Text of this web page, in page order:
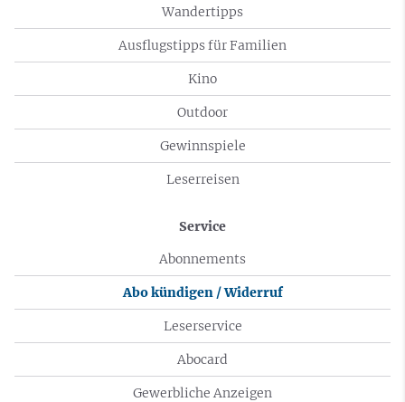
Wandertipps
Ausflugstipps für Familien
Kino
Outdoor
Gewinnspiele
Leserreisen
Service
Abonnements
Abo kündigen / Widerruf
Leserservice
Abocard
Gewerbliche Anzeigen